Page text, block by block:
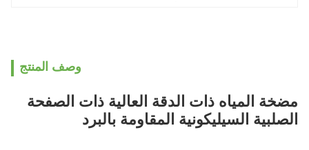
وصف المنتج
مضخة المياه ذات الدقة العالية ذات الصفحة
الصلبية السيليكونية المقاومة بالبرد